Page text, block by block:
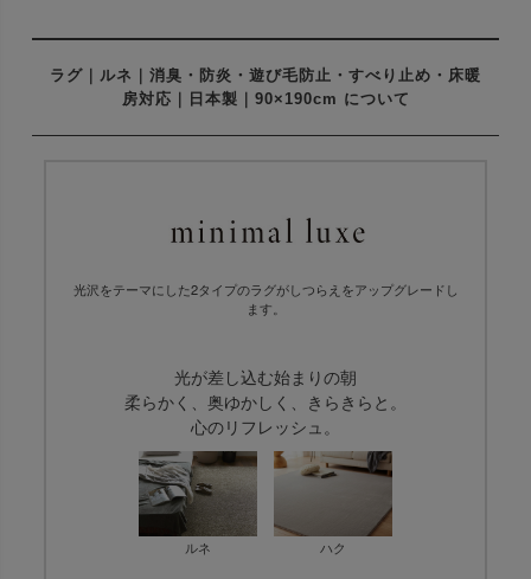
ラグ｜ルネ｜消臭・防炎・遊び毛防止・すべり止め・床暖
房対応｜日本製｜90×190cm について
光沢をテーマにした2タイプのラグがしつらえをアップグレードし
ます。
光が差し込む始まりの朝
柔らかく、奥ゆかしく、きらきらと。
心のリフレッシュ。
ルネ ハク